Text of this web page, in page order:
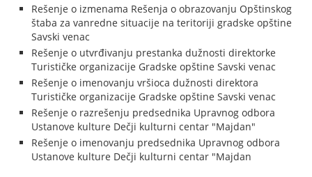
Rešenje o izmenama Rešenja o obrazovanju Opštinskog
štaba za vanredne situacije na teritoriji gradske opštine
Savski venac
Rešenje o utvrđivanju prestanka dužnosti direktorke
Turističke organizacije Gradske opštine Savski venac
Rešenje o imenovanju vršioca dužnosti direktora
Turističke organizacije Gradske opštine Savski venac
Rešenje o razrešenju predsednika Upravnog odbora
Ustanove kulture Dečji kulturni centar "Majdan"
Rešenje o imenovanju predsednika Upravnog odbora
Ustanove kulture Dečji kulturni centar "Majdan